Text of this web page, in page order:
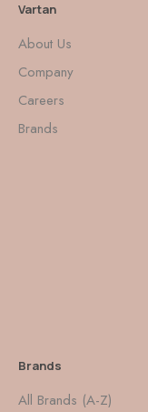
Vartan
About Us
Company
Careers
Brands
Brands
All Brands (A-Z)